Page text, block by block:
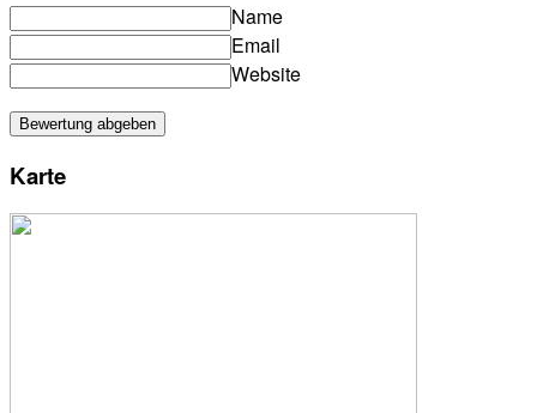
Name
Email
Website
Karte